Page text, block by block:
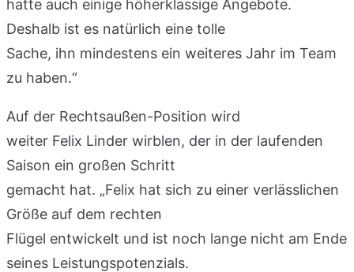
hatte auch einige höherklassige Angebote.
Deshalb ist es natürlich eine tolle
Sache, ihn mindestens ein weiteres Jahr im Team
zu haben.“
Auf der Rechtsaußen-Position wird
weiter Felix Linder wirblen, der in der laufenden
Saison ein großen Schritt
gemacht hat. „Felix hat sich zu einer verlässlichen
Größe auf dem rechten
Flügel entwickelt und ist noch lange nicht am Ende
seines Leistungspotenzials.